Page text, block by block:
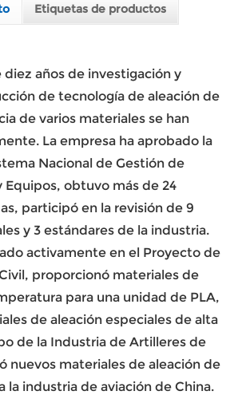
Etiquetas de productos
años de investigación y
de tecnología de aleación de
de varios materiales se han
La empresa ha aprobado la
Nacional de Gestión de
Equipos, obtuvo más de 24
participó en la revisión de 9
y 3 estándares de la industria.
activamente en el Proyecto de
proporcionó materiales de
para una unidad de PLA,
de aleación especiales de alta
de la Industria de Artilleres de
nuevos materiales de aleación de
la industria de aviación de China.